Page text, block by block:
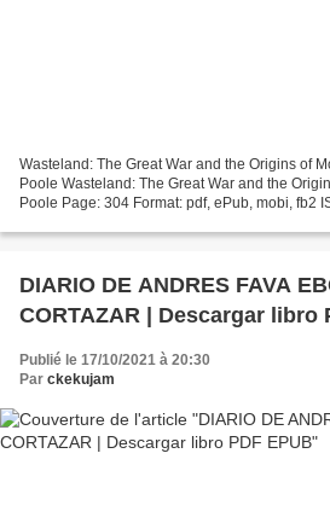
Wasteland: The Great War and the Origins of
Poole Wasteland: The Great War and the
Poole Page: 304 Format: pdf, ePub, mobi, fb2
DIARIO DE ANDRES FAVA
CORTAZAR | Descargar libro
Publié le 17/10/2021 à 20:30
Par ckekujam